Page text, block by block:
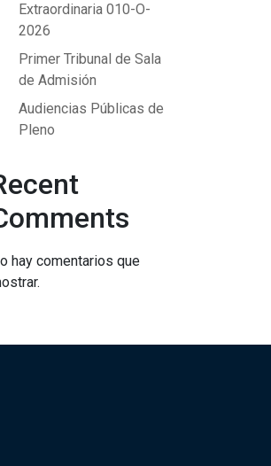
Extraordinaria 010-O-
2026
Primer Tribunal de Sala
de Admisión
Audiencias Públicas de
Pleno
hay comentarios que